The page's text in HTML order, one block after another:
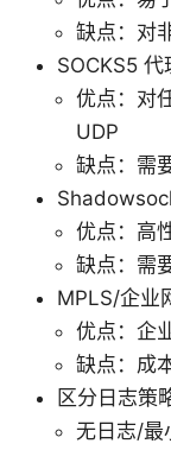
缺点：对
SOCKS5 代
优点：对
UDP
缺点：需
优点：高
缺点：需
MPLS/企业
优点：企
缺点：成
区分日志策
无日志/最